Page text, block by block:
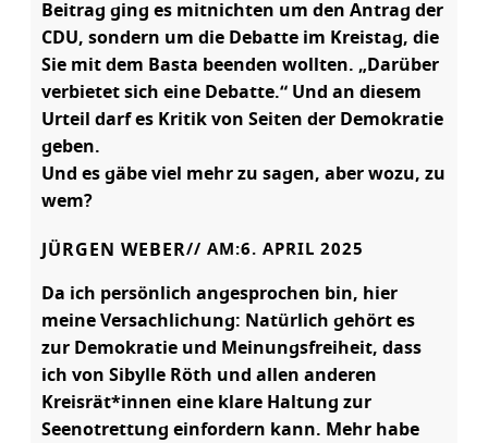
Beitrag ging es mitnichten um den Antrag der
CDU, sondern um die Debatte im Kreistag, die
Sie mit dem Basta beenden wollten. „Darüber
verbietet sich eine Debatte.“ Und an diesem
Urteil darf es Kritik von Seiten der Demokratie
geben.
Und es gäbe viel mehr zu sagen, aber wozu, zu
wem?
JÜRGEN WEBER// AM:6. APRIL 2025
Da ich persönlich angesprochen bin, hier
meine Versachlichung: Natürlich gehört es
zur Demokratie und Meinungsfreiheit, dass
ich von Sibylle Röth und allen anderen
Kreisrät*innen eine klare Haltung zur
Seenotrettung einfordern kann. Mehr habe